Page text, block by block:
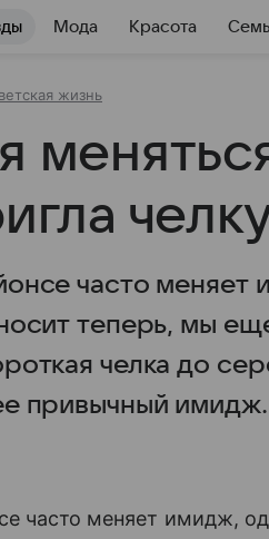
Мода Красота
жизнь
часто меняет
теперь, мы
челка до
привычный имидж.
часто меняет имидж,